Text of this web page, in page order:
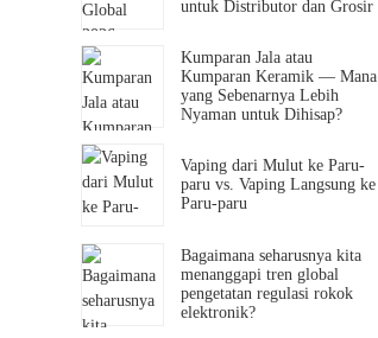
untuk Distributor dan Grosir
Kumparan Jala atau
Kumparan Keramik — Mana
yang Sebenarnya Lebih
Nyaman untuk Dihisap?
Vaping dari Mulut ke Paru-
paru vs. Vaping Langsung ke
Paru-paru
Bagaimana seharusnya kita
menanggapi tren global
pengetatan regulasi rokok
elektronik?